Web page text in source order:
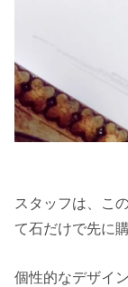
スタッフは、こ
て石だけで先に
個性的なデザイ